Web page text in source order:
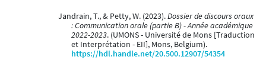
Jandrain, T., & Petty, W. (2023).Dossier de discours oraux
: Communication orale (partie B) - Année académique
2022-2023. (UMONS - Université de Mons [Traduction
et Interprétation - EII], Mons, Belgium).
https://hdl.handle.net/20.500.12907/54354